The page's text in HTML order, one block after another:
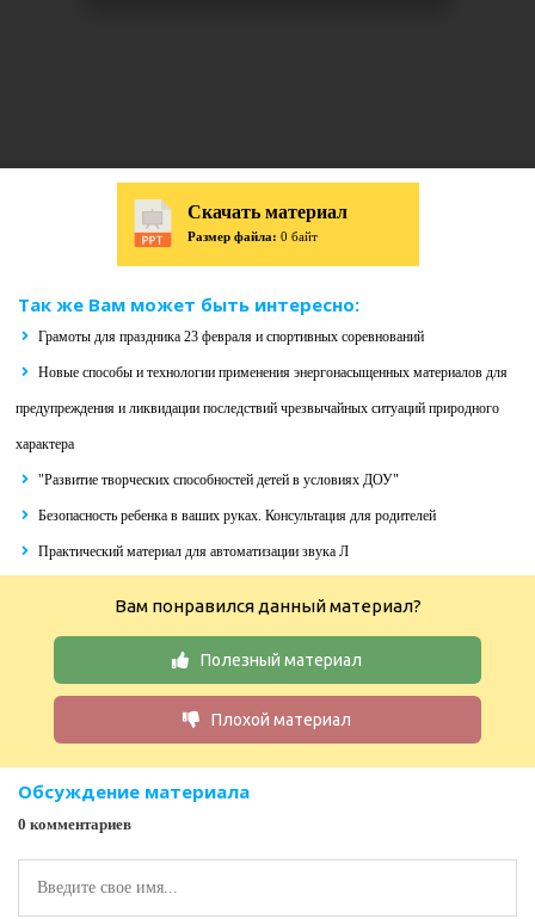
Скачать материал
Размер файла: 0 байт
Так же Вам может быть интересно:
Грамоты для праздника 23 февраля и спортивных соревнований
Новые способы и технологии применения энергонасыщенных материалов для
предупреждения и ликвидации последствий чрезвычайных ситуаций природного
характера
"Развитие творческих способностей детей в условиях ДОУ"
Безопасность ребенка в ваших руках. Консультация для родителей
Практический материал для автоматизации звука Л
Вам понравился данный материал?
Полезный материал
Плохой материал
Обсуждение материала
0 комментариев